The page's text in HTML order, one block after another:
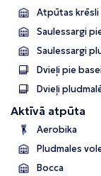
Atpūtas krēsli
Saulessargi
Saulessargi
Dvieļi pie
Dvieļi
Aktīvā atpūta
Aerobika
Pludmales
Bocca